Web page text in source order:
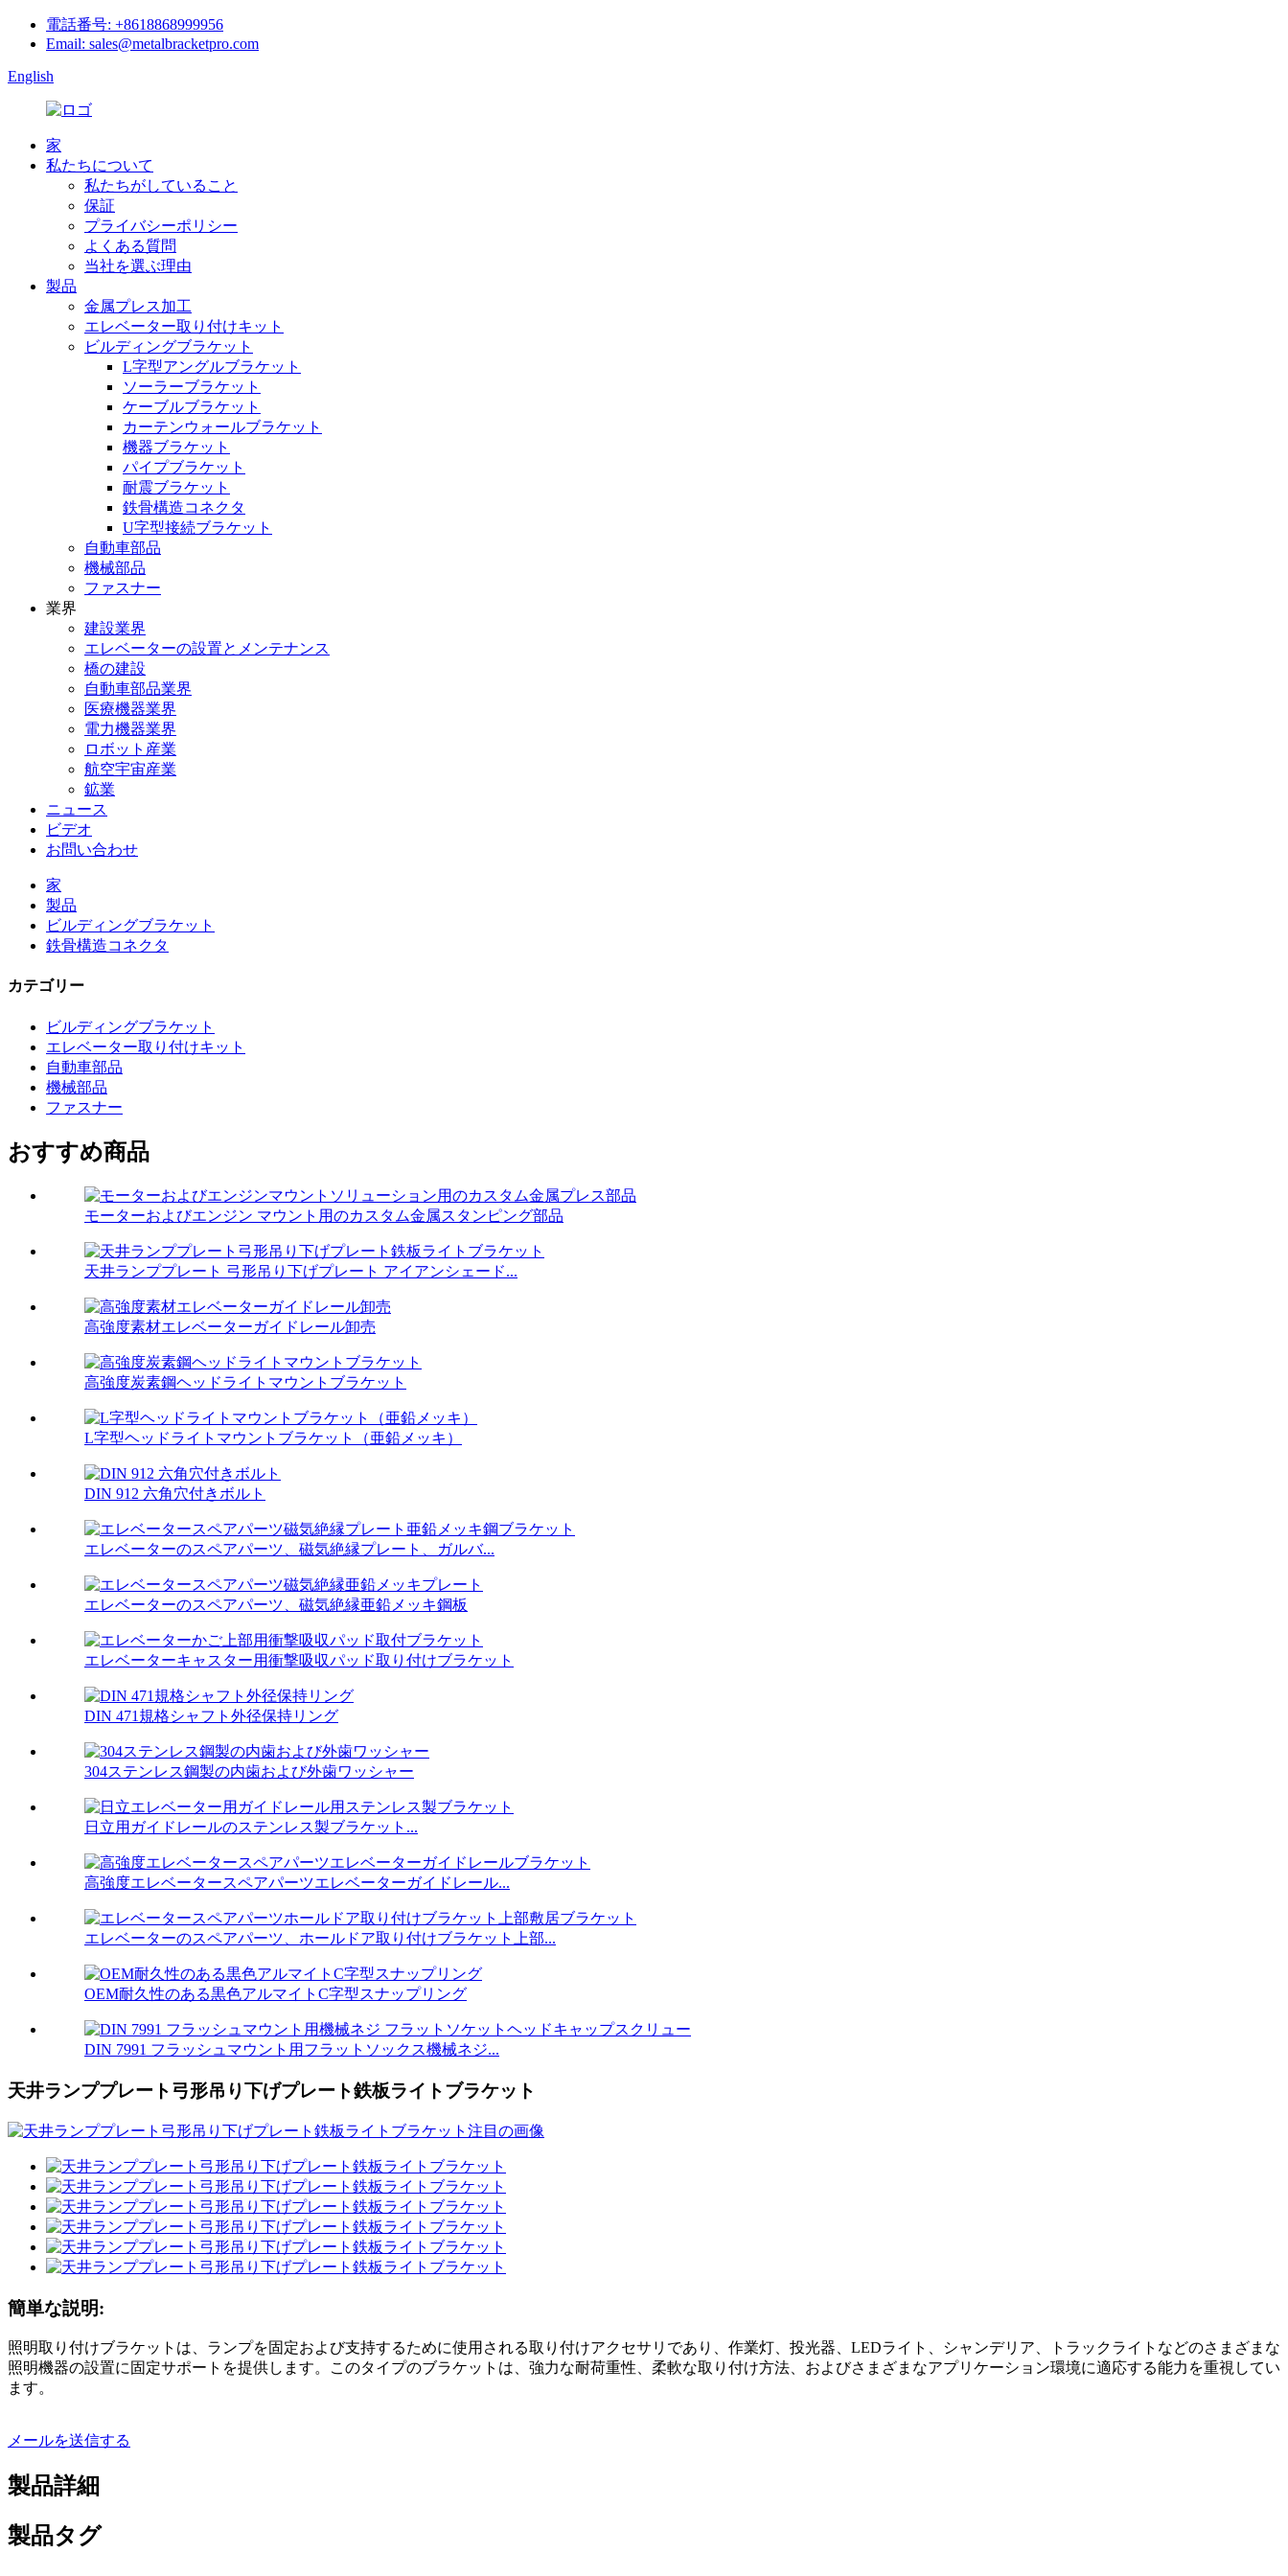
電話番号: +8618868999956
Email: sales@metalbracketpro.com
English
家
私たちについて
私たちがしていること
保証
プライバシーポリシー
よくある質問
当社を選ぶ理由
製品
金属プレス加工
エレベーター取り付けキット
ビルディングブラケット
L字型アングルブラケット
ソーラーブラケット
ケーブルブラケット
カーテンウォールブラケット
機器ブラケット
パイプブラケット
耐震ブラケット
鉄骨構造コネクタ
U字型接続ブラケット
自動車部品
機械部品
ファスナー
業界
建設業界
エレベーターの設置とメンテナンス
橋の建設
自動車部品業界
医療機器業界
電力機器業界
ロボット産業
航空宇宙産業
鉱業
ニュース
ビデオ
お問い合わせ
家
製品
ビルディングブラケット
鉄骨構造コネクタ
カテゴリー
ビルディングブラケット
エレベーター取り付けキット
自動車部品
機械部品
ファスナー
おすすめ商品
モーターおよびエンジン マウント用のカスタム金属スタンピング部品
天井ランププレート 弓形吊り下げプレート アイアンシェード...
高強度素材エレベーターガイドレール卸売
高強度炭素鋼ヘッドライトマウントブラケット
L字型ヘッドライトマウントブラケット（亜鉛メッキ）
DIN 912 六角穴付きボルト
エレベーターのスペアパーツ、磁気絶縁プレート、ガルバ...
エレベーターのスペアパーツ、磁気絶縁亜鉛メッキ鋼板
エレベーターキャスター用衝撃吸収パッド取り付けブラケット
DIN 471規格シャフト外径保持リング
304ステンレス鋼製の内歯および外歯ワッシャー
日立用ガイドレールのステンレス製ブラケット...
高強度エレベータースペアパーツエレベーターガイドレール...
エレベーターのスペアパーツ、ホールドア取り付けブラケット上部...
OEM耐久性のある黒色アルマイトC字型スナップリング
DIN 7991 フラッシュマウント用フラットソックス機械ネジ...
天井ランププレート弓形吊り下げプレート鉄板ライトブラケット
簡単な説明:
照明取り付けブラケットは、ランプを固定および支持するために使用される取り付けアクセサリであり、作業灯、投光器、LEDライト、シャンデリア、トラックライトなどのさまざまな
照明機器の設置に固定サポートを提供します。このタイプのブラケットは、強力な耐荷重性、柔軟な取り付け方法、およびさまざまなアプリケーション環境に適応する能力を重視してい
ます。
メールを送信する
製品詳細
製品タグ